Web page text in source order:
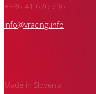
+386 41 626 796
info@vracing.info
Made in Slovenia